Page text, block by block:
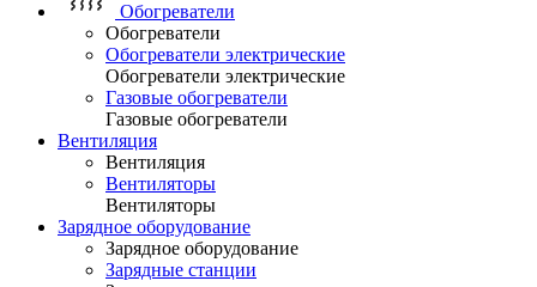
Обогреватели
Обогреватели
Обогреватели электрические
Обогреватели электрические
Газовые обогреватели
Газовые обогреватели
Вентиляция
Вентиляция
Вентиляторы
Вентиляторы
Зарядное оборудование
Зарядное оборудование
Зарядные станции